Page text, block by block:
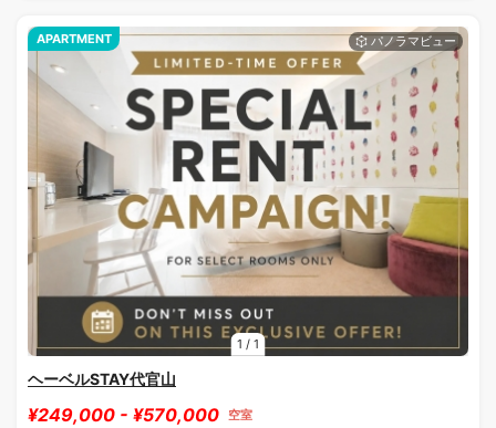
1 / 1
APARTMENT
ヘーベルSTAY代官山
¥249,000 - ¥570,000 空室